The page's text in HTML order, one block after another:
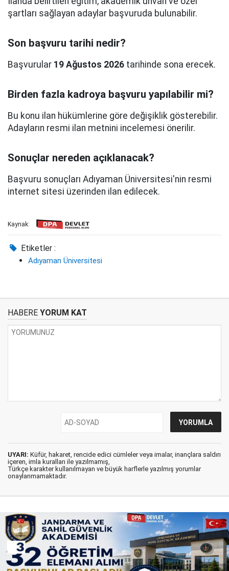
şartları sağlayan adaylar başvuruda bulunabilir.
Son başvuru tarihi nedir?
Başvurular 19 Ağustos 2026 tarihinde sona erecek.
Birden fazla kadroya başvuru yapılabilir mi?
Bu konu ilan hükümlerine göre değişiklik gösterebilir.
Adayların resmi ilan metnini incelemesi önerilir.
Sonuçlar nereden açıklanacak?
Başvuru sonuçları Adıyaman Üniversitesi'nin resmi
internet sitesi üzerinden ilan edilecek.
Kaynak:
Etiketler :
Adıyaman Üniversitesi
HABERE YORUM KAT
UYARI: Küfür, hakaret, rencide edici cümleler veya imalar, inançlara saldırı
içeren, imla kuralları ile yazılmamış,
Türkçe karakter kullanılmayan ve büyük harflerle yazılmış yorumlar
onaylanmamaktadır.